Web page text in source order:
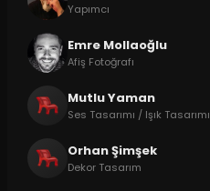
Yapımcı
Emre Mollaoğlu
Afiş Fotoğrafı
Mutlu Yaman
Ses Tasarımı / Işık Tasarımı
Orhan Şimşek
Dekor Tasarım